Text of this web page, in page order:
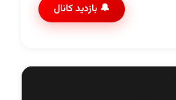
🔔 بازدید کانال